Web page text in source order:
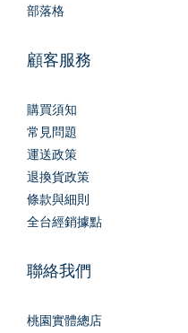
部落格
顧客服務
購買須知
常見問題
運送政策
退換貨政策
條款與細則
全台經銷據點
聯絡我們
桃園實體總店